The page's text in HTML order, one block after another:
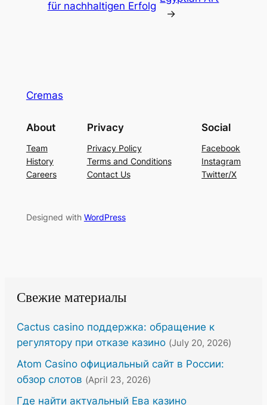
für nachhaltigen Erfolg
→
Cremas
About
Team
History
Careers
Privacy
Privacy Policy
Terms and Conditions
Contact Us
Social
Facebook
Instagram
Twitter/X
Designed with WordPress
Свежие материалы
Cactus casino поддержка: обращение к
регулятору при отказе казино (July 20, 2026)
Atom Casino официальный сайт в России:
обзор слотов (April 23, 2026)
Где найти актуальный Ева казино